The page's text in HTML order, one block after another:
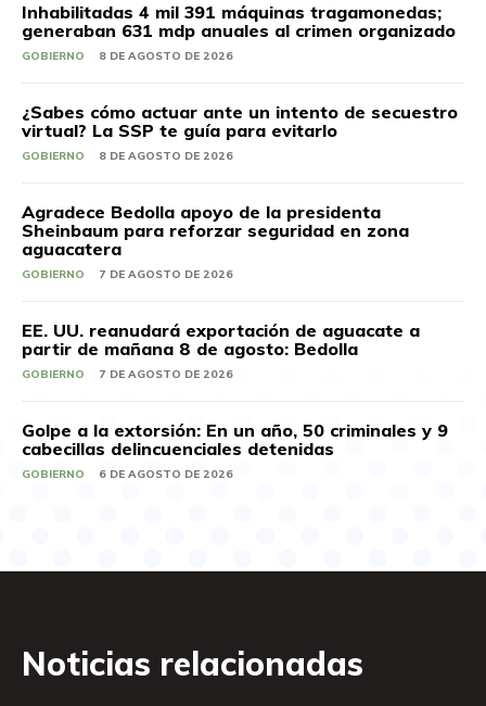
Inhabilitadas 4 mil 391 máquinas tragamonedas;
generaban 631 mdp anuales al crimen organizado
GOBIERNO 8 DE AGOSTO DE 2026
¿Sabes cómo actuar ante un intento de secuestro
virtual? La SSP te guía para evitarlo
GOBIERNO 8 DE AGOSTO DE 2026
Agradece Bedolla apoyo de la presidenta
Sheinbaum para reforzar seguridad en zona
aguacatera
GOBIERNO 7 DE AGOSTO DE 2026
EE. UU. reanudará exportación de aguacate a
partir de mañana 8 de agosto: Bedolla
GOBIERNO 7 DE AGOSTO DE 2026
Golpe a la extorsión: En un año, 50 criminales y 9
cabecillas delincuenciales detenidas
GOBIERNO 6 DE AGOSTO DE 2026
Noticias relacionadas